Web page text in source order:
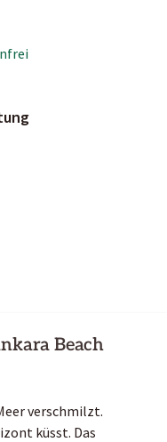
Beach
verschmilzt.
küsst. Das